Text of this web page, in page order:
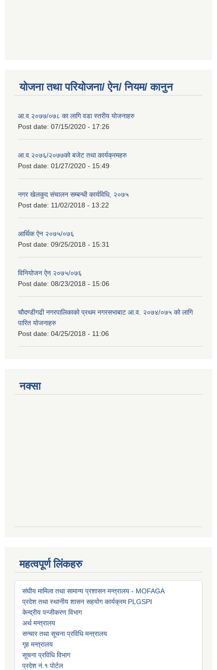
योजना तथा परियोजना/ ऐन/ नियम/ कानुन
आ.व.२०७७/०७८ का लागि वडा स्तरीय योजनाहरु
Post date: 07/15/2020 - 17:26
आ.व.२०७६/२०७७को बजेट तथा कार्यक्रमहरु
Post date: 01/27/2020 - 15:49
नगर खेलकुद संचालन सम्बन्धी कार्यविधि, २०७५
Post date: 11/02/2018 - 13:22
आर्थिक ऐन २०७५/०७६
Post date: 09/25/2018 - 15:31
विनियोजन ऐन २०७५/०७६
Post date: 08/23/2018 - 15:06
चौदण्डीगढी नगरपालिकाको प्रथम नगरसभाबाट आ.व. २०७४/०७५ को लागि
पारित योजनाहरु
Post date: 04/25/2018 - 11:06
नक्सा
महत्वपूर्ण लिंकहरु
संघीय मामिला तथा सामान्य प्रशासन मन्त्रालय - MOFAGA
प्रदेश तथा स्थानीय शासन सहयोग कार्यक्रम PLGSPI
केन्द्रीय पन्जीकरण विभाग
अर्थ मन्त्रालय
सन्चार तथा सूचना प्रविधि मन्त्रालय
गृह मन्त्रालय
सूचना प्रविधि विभाग
प्रदेश नं.१ पोर्टल